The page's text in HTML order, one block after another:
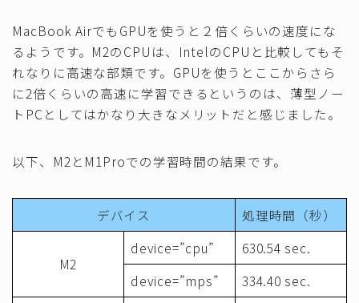
MacBook AirでもGPUを使うと２倍くらいの速度にな
るようです。M2のCPUは、IntelのCPUと比較してもそ
れなりに高速な部類です。GPUを使うとここからさら
に2倍くらいの高速に学習できるというのは、薄型ノー
トPCとしてはかなり大きなメリットだと感じました。
以下、M2とM1Proでの学習時間の結果です。
デバイス 処理時間（秒）
M2
device=”cpu”
630.54 sec.
device=”mps”
334.40 sec.